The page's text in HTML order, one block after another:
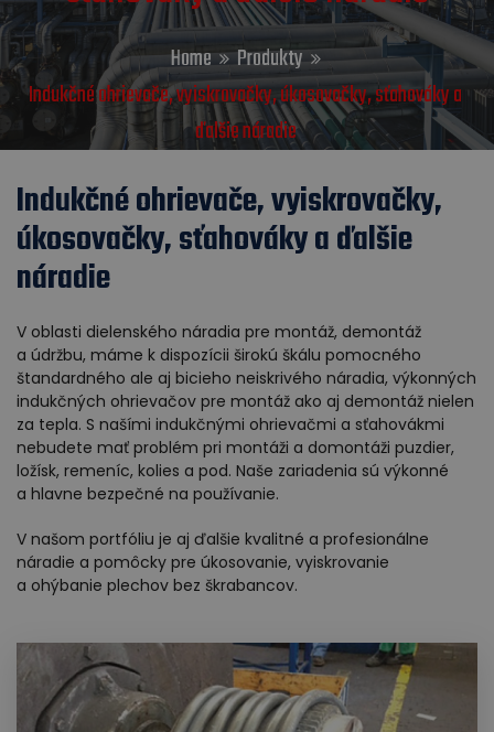
Home
Produkty
Indukčné ohrievače, vyiskrovačky, úkosovačky, sťahováky a
ďalšie náradie
Indukčné ohrievače, vyiskrovačky,
úkosovačky, sťahováky a ďalšie
náradie
V oblasti dielenského náradia pre montáž, demontáž
a údržbu, máme k dispozícii širokú škálu pomocného
štandardného ale aj bicieho neiskrivého náradia, výkonných
indukčných ohrievačov pre montáž ako aj demontáž nielen
za tepla. S našími indukčnými ohrievačmi a sťahovákmi
nebudete mať problém pri montáži a domontáži puzdier,
ložísk, remeníc, kolies a pod. Naše zariadenia sú výkonné
a hlavne bezpečné na používanie.
V našom portfóliu je aj ďalšie kvalitné a profesionálne
náradie a pomôcky pre úkosovanie, vyiskrovanie
a ohýbanie plechov bez škrabancov.